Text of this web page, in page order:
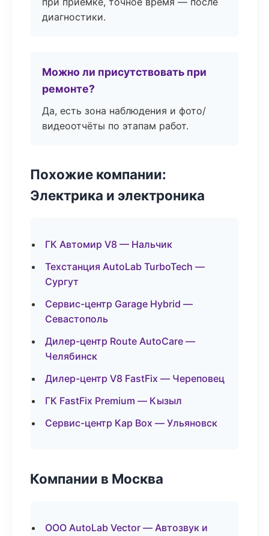
диагностики.
Можно ли присутствовать при
ремонте?
Да, есть зона наблюдения и фото/
видеоотчёты по этапам работ.
Похожие компании:
Электрика и электроника
ГК Автомир V8 — Нальчик
Техстанция AutoLab TurboTech —
Сургут
Сервис-центр Garage Hybrid —
Севастополь
Дилер-центр Route AutoCare —
Челябинск
Дилер-центр V8 FastFix — Череповец
ГК FastFix Premium — Кызыл
Сервис-центр Кар Box — Ульяновск
Компании в Москва
ООО AutoLab Vector — Автозвук и